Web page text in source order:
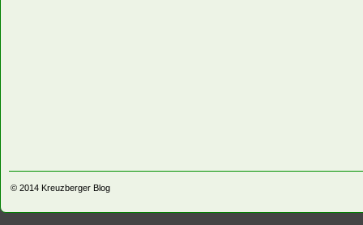
© 2014 Kreuzberger Blog